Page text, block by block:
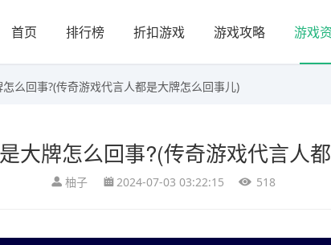
首页 排行榜 折扣游戏 游戏攻略 游戏
么回事?(传奇游戏代言人都是大牌怎么回事儿)
大牌怎么回事?(传奇游戏代言人
柚子 2024-07-03 03:22:15 518